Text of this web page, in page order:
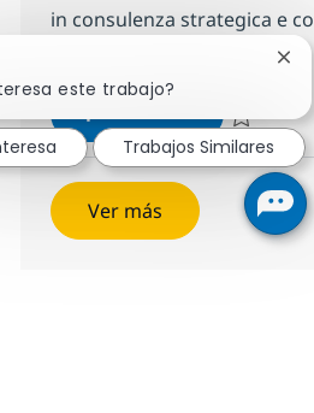
in consulenza strategica e
Cloud
Salvar
Ver más
este trabajo?
Trabajos Similares